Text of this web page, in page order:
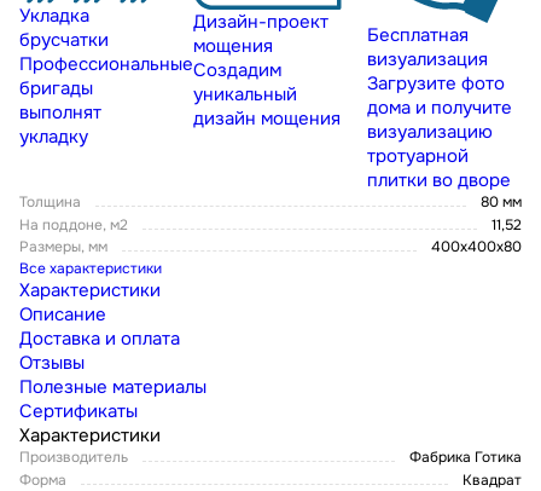
Укладка
брусчатки
Профессиональные
бригады
выполнят
укладку
Дизайн-проект
мощения
Создадим
уникальный
дизайн мощения
Бесплатная
визуализация
Загрузите фото
дома и получите
визуализацию
тротуарной
плитки во дворе
Толщина
80 мм
На поддоне, м2
11,52
Размеры, мм
400х400х80
Все характеристики
Характеристики
Описание
Доставка и оплата
Отзывы
Полезные материалы
Сертификаты
Характеристики
Производитель
Фабрика Готика
Форма
Квадрат